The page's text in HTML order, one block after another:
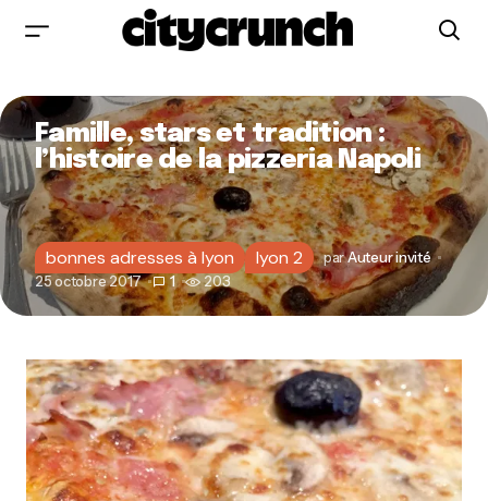
Famille, stars et tradition :
l’histoire de la pizzeria Napoli
bonnes adresses à lyon lyon 2 parAuteur invité
25 octobre 2017
1 203